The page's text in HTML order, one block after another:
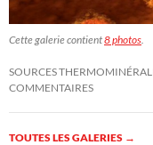
Cette galerie contient8 photos
SOURCES
COMMENTAIRES
TOUTES LES GALERIES →